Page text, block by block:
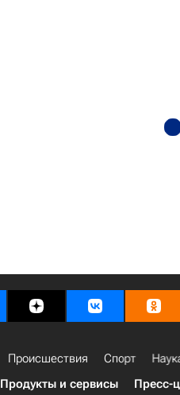
Происшествия Спорт
Продукты и сервисы Пресс-